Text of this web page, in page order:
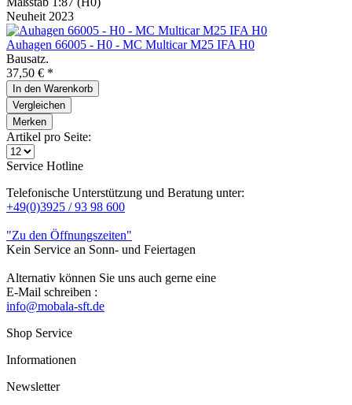
Neuheit 2023
Auhagen 66005 - H0 - MC Multicar M25 IFA H0
Bausatz.
37,50 € *
In den Warenkorb
Vergleichen
Merken
Artikel pro Seite:
Service Hotline
Telefonische Unterstützung und Beratung unter:
+49(0)3925 / 93 98 600
"Zu den Öffnungszeiten"
Kein Service an Sonn- und Feiertagen
Alternativ können Sie uns auch gerne eine
E-Mail schreiben :
info@mobala-sft.de
Shop Service
Informationen
Newsletter